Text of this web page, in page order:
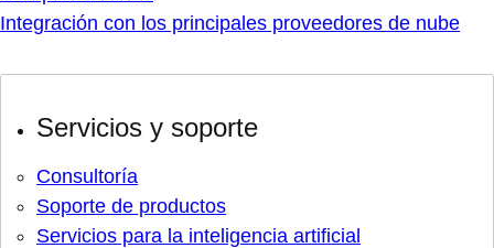
Integración con los principales proveedores de nube
Servicios y soporte
Consultoría
Soporte de productos
Servicios para la inteligencia artificial